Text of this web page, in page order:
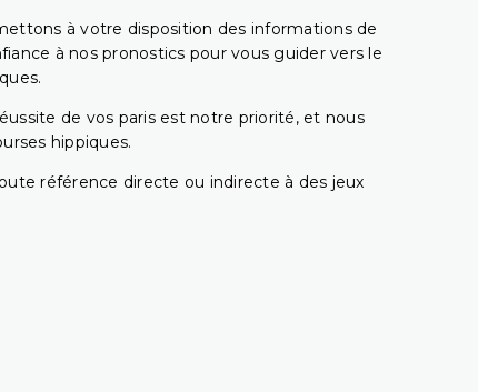
à votre disposition des informations de
à nos pronostics pour vous guider vers le
de vos paris est notre priorité, et nous
hippiques.
référence directe ou indirecte à des jeux